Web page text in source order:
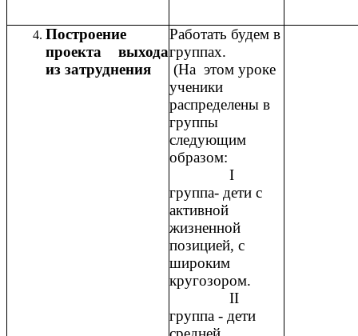
Построение
проекта выхода
из затруднения
Работать будем в
группах.
(На этом уроке
ученики
распределены в
группы
следующим
образом:
I
группа- дети с
активной
жизненной
позицией, с
широким
кругозором.
II
группа - дети